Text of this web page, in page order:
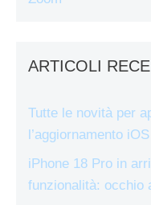
ARTICOLI
Tutte le novità per
l’aggiornamento
iPhone 18 Pro in
funzionalità: occhio